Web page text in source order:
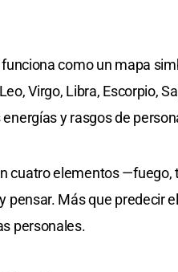
como un mapa
Virgo, Libra, Escorpio,
y rasgos de
cuatro elementos
pensar. Más que predecir
personales.